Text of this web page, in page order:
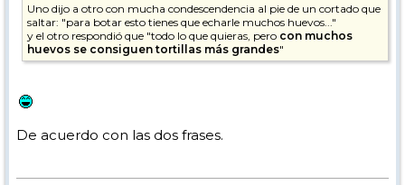
Uno dijo a otro con mucha condescendencia al pie de un cortado que
saltar: "para botar esto tienes que echarle muchos huevos..."
y el otro respondió que "todo lo que quieras, pero con muchos
huevos se consiguen tortillas más grandes"
De acuerdo con las dos frases.